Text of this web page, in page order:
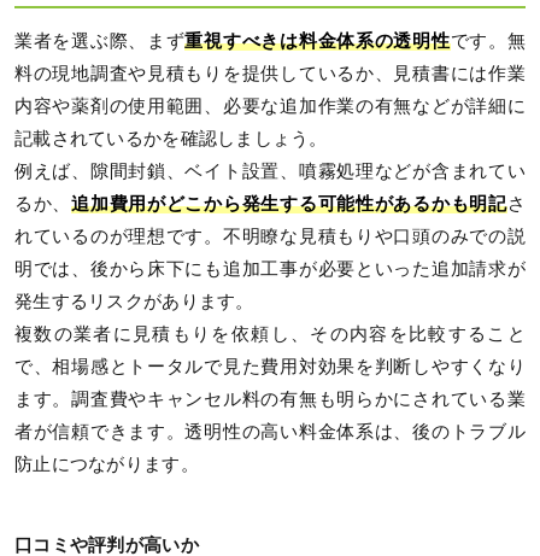
業者を選ぶ際、まず重視すべきは料金体系の透明性です。無
料の現地調査や見積もりを提供しているか、見積書には作業
内容や薬剤の使用範囲、必要な追加作業の有無などが詳細に
記載されているかを確認しましょう。
例えば、隙間封鎖、ベイト設置、噴霧処理などが含まれてい
るか、追加費用がどこから発生する可能性があるかも明記さ
れているのが理想です。不明瞭な見積もりや口頭のみでの説
明では、後から床下にも追加工事が必要といった追加請求が
発生するリスクがあります。
複数の業者に見積もりを依頼し、その内容を比較すること
で、相場感とトータルで見た費用対効果を判断しやすくなり
ます。調査費やキャンセル料の有無も明らかにされている業
者が信頼できます。透明性の高い料金体系は、後のトラブル
防止につながります。
口コミや評判が高いか